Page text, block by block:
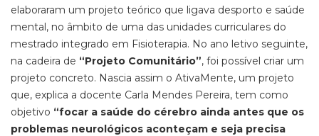
elaboraram um projeto teórico que ligava desporto e saúde
mental, no âmbito de uma das unidades curriculares do
mestrado integrado em Fisioterapia. No ano letivo seguinte,
na cadeira de “Projeto Comunitário”, foi possível criar um
projeto concreto. Nascia assim o AtivaMente, um projeto
que, explica a docente Carla Mendes Pereira, tem como
objetivo “focar a saúde do cérebro ainda antes que os
problemas neurológicos aconteçam e seja precisa